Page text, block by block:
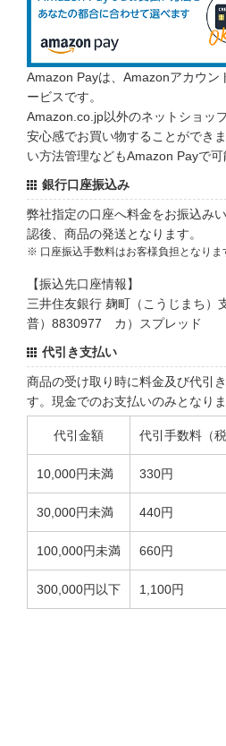
Amazon Payは、Amazonアカウン
ービスです。
Amazon.co.jp以外のネットショッ
安心感でお買い物することができ
い方法管理などもAmazon Payで可
銀行口座振込み
弊社指定の口座へ料金をお振込み
認後、商品の発送となります。
※ 口座振込手数料はお客様負担となりま
【振込先口座情報】
三井住友銀行 麹町（こうじまち）
普）8830977 カ）スプレッド
代引き支払い
商品の受け取り時に料金及び代引
す。現金でのお支払いのみとなりま
代引金額 代引手数料（税
10,000円未満 330円
30,000円未満 440円
100,000円未満 660円
300,000円以下 1,100円